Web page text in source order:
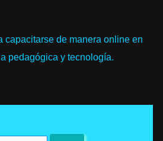
capacitarse de manera online en
pedagógica y tecnología.